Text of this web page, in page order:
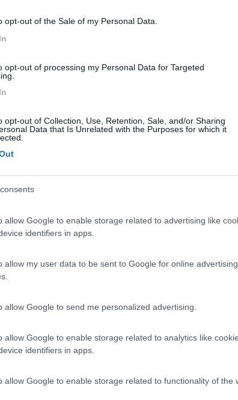
opt-out of the Sale of my Personal Data.
opt-out of processing my Personal Data for Targeted
opt-out of Collection, Use, Retention, Sale, and/or Sharing
Data that Is Unrelated with the Purposes for which it
allow Google to enable storage related to advertising like
identifiers in apps.
allow my user data to be sent to Google for online advertising
allow Google to send me personalized advertising.
allow Google to enable storage related to analytics like
identifiers in apps.
allow Google to enable storage related to functionality of the
soffrire ?! Poi ci sono le A A per Plan de Corones.
a San vigilio.. sbaglio?
una area enorme.a 100 metri dla centro. Tutta la Valle Aurina con
?! Poi ci sono le A A per Plan de Corones.
Valle di Rio?